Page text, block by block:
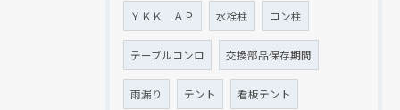
ＹＫＫ ＡＰ 水栓柱 コン柱
テーブルコンロ 交換部品保存期間
雨漏り テント 看板テント